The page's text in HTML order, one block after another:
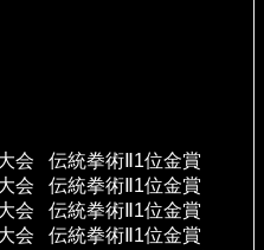
会 伝統拳術Ⅱ1位金賞
会 伝統拳術Ⅱ1位金賞
会 伝統拳術Ⅱ1位金賞
会 伝統拳術Ⅱ1位金賞